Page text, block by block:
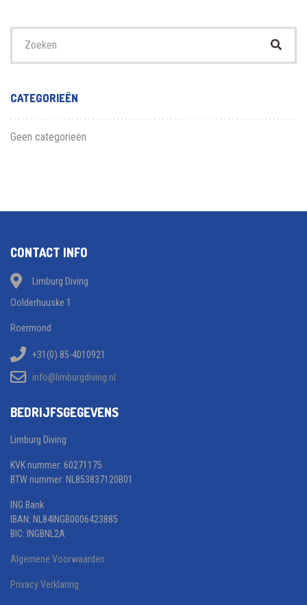
naar:
CATEGORIEËN
Geen categorieën
CONTACT INFO
Limburg Diving
Oolderhuuske 1
Roermond
+31(0) 85-4010921
info@limburgdiving.nl
BEDRIJFSGEGEVENS
Limburg Diving
KVK nummer: 60271175
BTW nummer: NL853837120B01
ING Bank
IBAN: NL84INGB0006423885
BIC: INGBNL2A
Algemene Voorwaarden
Privacy Verklaring